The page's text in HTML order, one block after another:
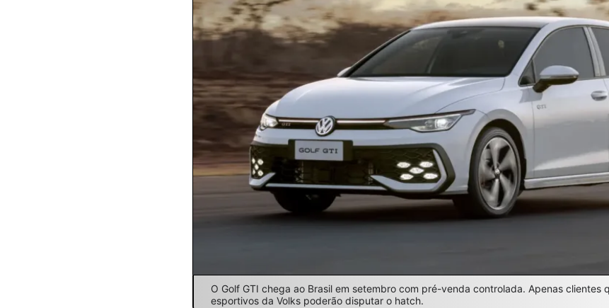
O Golf GTI chega ao Brasil em setembro com pré-venda controlada. Apenas clientes
esportivos da Volks poderão disputar o hatch.